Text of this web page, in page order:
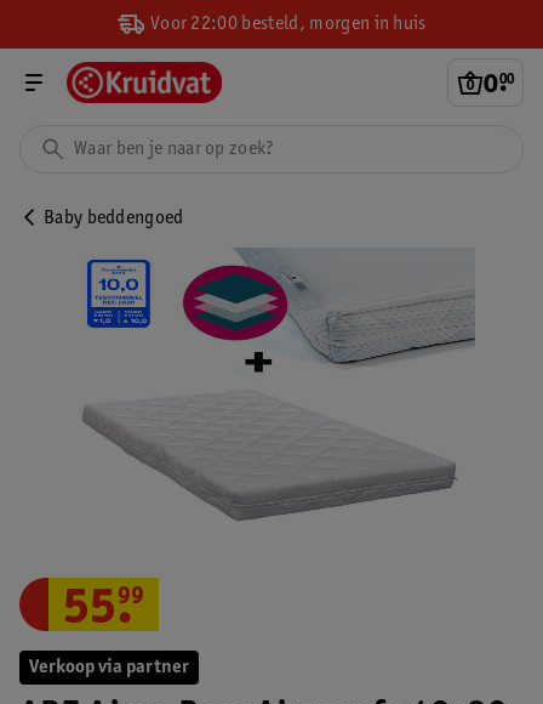
Voor 22:00 besteld, morgen in huis
0.
00
Baby beddengoed
Verkoop via partner
55.
99